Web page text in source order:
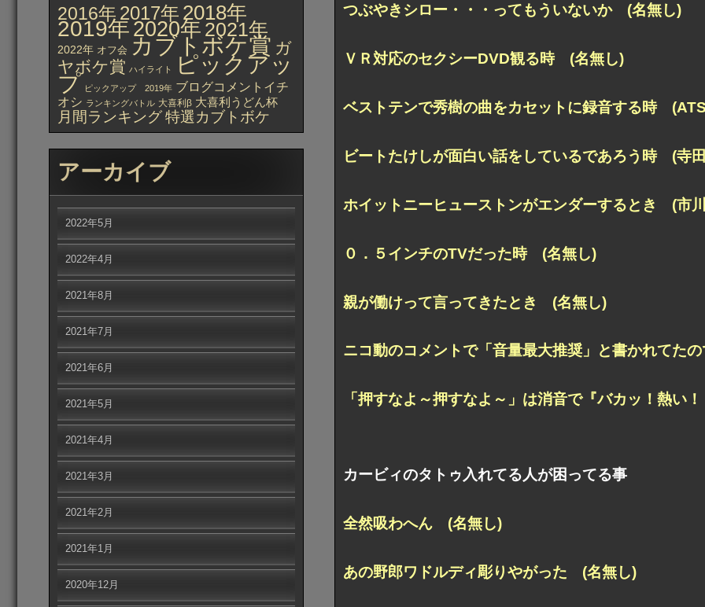
つぶやきシロー・・・ってもういないか (名無し)
ＶＲ対応のセクシーDVD観る時 (名無し)
ベストテンで秀樹の曲をカセットに録音する時
ビートたけしが面白い話をしているであろう時 (寺
ホイットニーヒューストンがエンダーするとき (市
０．５インチのTVだった時 (名無し)
親が働けって言ってきたとき (名無し)
ニコ動のコメントで「音量最大推奨」と書かれてた
「押すなよ～押すなよ～」は消音で『バカッ！熱い
カービィのタトゥ入れてる人が困ってる事
全然吸わへん (名無し)
あの野郎ワドルディ彫りやがった (名無し)
2016年 2017年 2018年
2019年2020年 2021年
2022年 オフ会 カブトボケ賞 ガ
ヤボケ賞 ハイライト ピックアッ
プ ピックアップ 2019年 ブログコメントイチ
オシ ランキングバトル 大喜利β 大喜利うどん杯
月間ランキング特選カブトボケ
アーカイブ
2022年5月
2022年4月
2021年8月
2021年7月
2021年6月
2021年5月
2021年4月
2021年3月
2021年2月
2021年1月
2020年12月